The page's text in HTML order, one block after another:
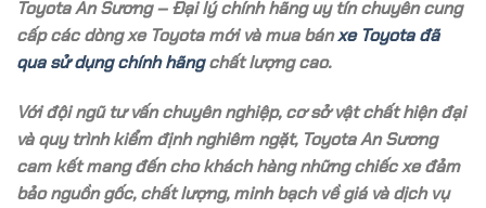
Toyota An Sương – Đại lý chính hãng uy tín chuyên cung
cấp các dòng xe Toyota mới và mua bánxe Toyota đã
qua sử dụng chính hãngchất lượng cao.
Với đội ngũ tư vấn chuyên nghiệp, cơ sở vật chất hiện đại
và quy trình kiểm định nghiêm ngặt, Toyota An Sương
cam kết mang đến cho khách hàng những chiếc xe đảm
bảo nguồn gốc, chất lượng, minh bạch về giá và dịch vụ